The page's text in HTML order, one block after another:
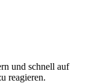
und schnell auf
reagieren.